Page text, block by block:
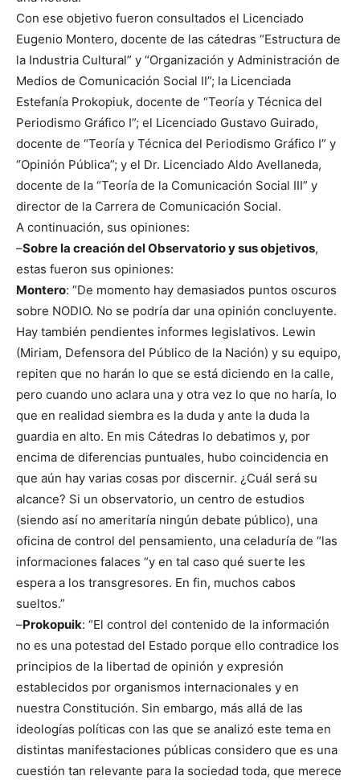
Con ese objetivo fueron consultados el Licenciado
Eugenio Montero, docente de las cátedras “Estructura de
la Industria Cultural” y “Organización y Administración de
Medios de Comunicación Social II”; la Licenciada
Estefanía Prokopiuk, docente de “Teoría y Técnica del
Periodismo Gráfico I”; el Licenciado Gustavo Guirado,
docente de “Teoría y Técnica del Periodismo Gráfico I” y
“Opinión Pública”; y el Dr. Licenciado Aldo Avellaneda,
docente de la “Teoría de la Comunicación Social III” y
director de la Carrera de Comunicación Social.
A continuación, sus opiniones:
–Sobre la creación del Observatorio y sus objetivos,
estas fueron sus opiniones:
Montero: “De momento hay demasiados puntos oscuros
sobre NODIO. No se podría dar una opinión concluyente.
Hay también pendientes informes legislativos. Lewin
(Miriam, Defensora del Público de la Nación) y su equipo,
repiten que no harán lo que se está diciendo en la calle,
pero cuando uno aclara una y otra vez lo que no haría, lo
que en realidad siembra es la duda y ante la duda la
guardia en alto. En mis Cátedras lo debatimos y, por
encima de diferencias puntuales, hubo coincidencia en
que aún hay varias cosas por discernir. ¿Cuál será su
alcance? Si un observatorio, un centro de estudios
(siendo así no ameritaría ningún debate público), una
oficina de control del pensamiento, una celaduría de “las
informaciones falaces “y en tal caso qué suerte les
espera a los transgresores. En fin, muchos cabos
sueltos.”
–Prokopuik: “El control del contenido de la información
no es una potestad del Estado porque ello contradice los
principios de la libertad de opinión y expresión
establecidos por organismos internacionales y en
nuestra Constitución. Sin embargo, más allá de las
ideologías políticas con las que se analizó este tema en
distintas manifestaciones públicas considero que es una
cuestión tan relevante para la sociedad toda, que merece